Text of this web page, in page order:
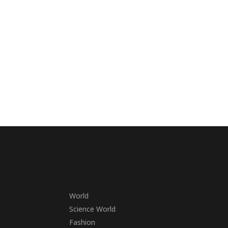
World
Science World
Fashion